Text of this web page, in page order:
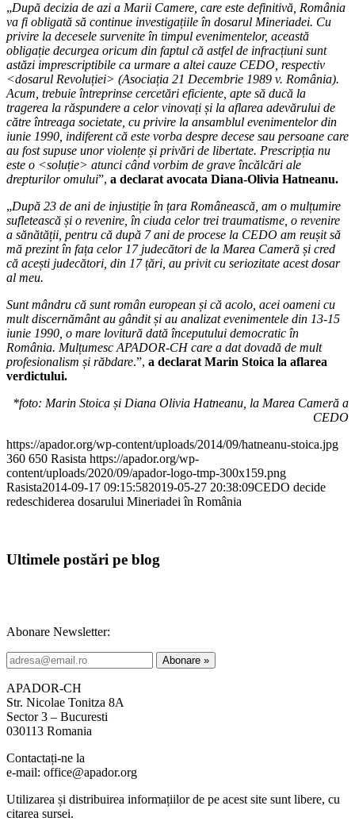
„După decizia de azi a Marii Camere, care este definitivă, România
va fi obligată să continue investigațiile în dosarul Mineriadei. Cu
privire la decesele survenite în timpul evenimentelor, această
obligație decurgea oricum din faptul că astfel de infracțiuni sunt
astăzi imprescriptibile ca urmare a altei cauze CEDO, respectiv
<dosarul Revoluției> (Asociația 21 Decembrie 1989 v. România).
Acum, trebuie întreprinse cercetări eficiente, apte să ducă la
tragerea la răspundere a celor vinovați și la aflarea adevărului de
către întreaga societate, cu privire la ansamblul evenimentelor din
iunie 1990, indiferent că este vorba despre decese sau persoane care
au fost supuse unor violențe și privări de libertate. Prescripția nu
este o <soluție> atunci când vorbim de grave încălcări ale
drepturilor omului”, a declarat avocata Diana-Olivia Hatneanu.
„După 23 de ani de injustiție în țara Românească, am o mulțumire
sufletească și o revenire, în ciuda celor trei traumatisme, o revenire
a sănătății, pentru că după 7 ani de procese la CEDO am reușit să
mă prezint în fața celor 17 judecători de la Marea Cameră și cred
că acești judecători, din 17 țări, au privit cu seriozitate acest dosar
al meu.
Sunt mândru că sunt român european și că acolo, acei oameni cu
mult discernământ au gândit și au analizat evenimentele din 13-15
iunie 1990, o mare lovitură dată începutului democratic în
România. Mulțumesc APADOR-CH care a dat dovadă de mult
profesionalism și răbdare.”, a declarat Marin Stoica la aflarea
verdictului.
*foto: Marin Stoica și Diana Olivia Hatneanu, la Marea Cameră a
CEDO
https://apador.org/wp-content/uploads/2014/09/hatneanu-stoica.jpg
360 650 Rasista https://apador.org/wp-
content/uploads/2020/09/apador-logo-tmp-300x159.png
Rasista2014-09-17 09:15:582019-05-27 20:38:09CEDO decide
redeschiderea dosarului Mineriadei în România
Ultimele postări pe blog
Abonare Newsletter:
APADOR-CH
Str. Nicolae Tonitza 8A
Sector 3 – Bucuresti
030113 Romania
Contactați-ne la
e-mail: office@apador.org
Utilizarea și distribuirea informațiilor de pe acest site sunt libere, cu
citarea sursei.